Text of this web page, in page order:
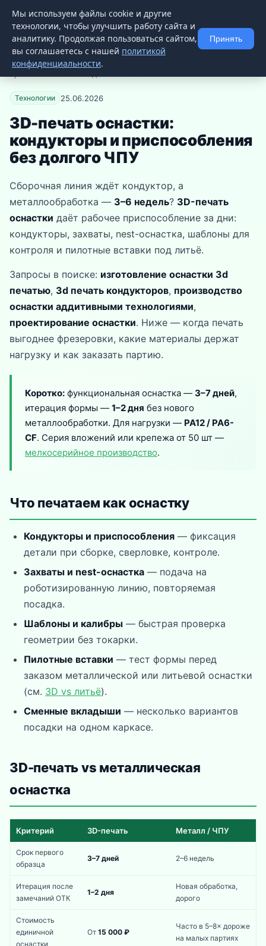
3DZIPPER 📚 Статьи
Главная→База знаний→ 3D-печать оснастки: кондукторы и
Технологии 25.06.2026
3D-печать оснастки:
кондукторы и приспособления
без долгого ЧПУ
Сборочная линия ждёт кондуктор, а
металлообработка — 3–6 недель? 3D-печать
оснастки даёт рабочее приспособление за дни:
кондукторы, захваты, nest-оснастка, шаблоны для
контроля и пилотные вставки под литьё.
Запросы в поиске: изготовление оснастки 3d
печатью, 3d печать кондукторов, производство
оснастки аддитивными технологиями,
проектирование оснастки. Ниже — когда печать
выгоднее фрезеровки, какие материалы держат
нагрузку и как заказать партию.
Коротко: функциональная оснастка — 3–7 дней,
итерация формы — 1–2 дня без нового
металлообработки. Для нагрузки — PA12 / PA6-
CF. Серия вложений или крепежа от 50 шт —
мелкосерийное производство.
Что печатаем как оснастку
Кондукторы и приспособления — фиксация
детали при сборке, сверловке, контроле.
Захваты и nest-оснастка — подача на
роботизированную линию, повторяемая
посадка.
Шаблоны и калибры — быстрая проверка
геометрии без токарки.
Пилотные вставки — тест формы перед
заказом металлической или литьевой оснастки
(см. 3D vs литьё).
Сменные вкладыши — несколько вариантов
посадки на одном каркасе.
3D-печать vs металлическая
оснастка
Критерий 3D-печать Металл / ЧПУ
Срок первого
образца
3–7 дней 2–6 недель
Итерация после
замечаний ОТК
1–2 дня
Новая обработка,
дорого
Стоимость
единичной
оснастки
От 15 000 ₽
Часто в 5–8× дороже
на малых партиях
Мы используем файлы cookie и другие
технологии, чтобы улучшить работу сайта и
аналитику. Продолжая пользоваться сайтом,
вы соглашаетесь с нашей политикой
конфиденциальности.
Принять